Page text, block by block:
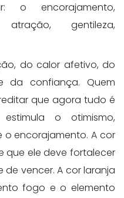
o encorajamento,
atração, gentileza,
do calor afetivo, do
da confiança. Quem
que agora tudo é
o otimismo,
o encorajamento. A cor
que ele deve fortalecer
vencer. A cor laranja
fogo e o elemento